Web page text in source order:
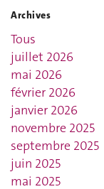
Archives
Tous
juillet 2026
mai 2026
février 2026
janvier 2026
novembre 2025
septembre 2025
juin 2025
mai 2025